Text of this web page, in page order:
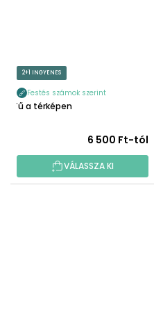
2+1 INGYENES
Festés számok szerint
Tű a térképen
6 500 Ft-tól
VÁLASSZA KI